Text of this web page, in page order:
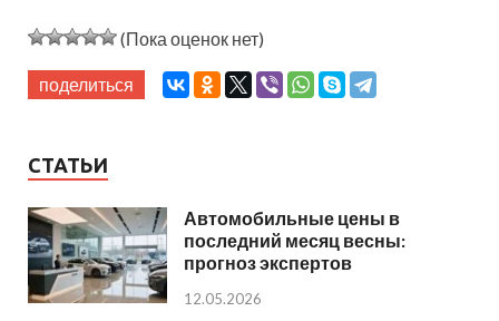
(Пока оценок нет)
поделиться
СТАТЬИ
Автомобильные цены в
последний месяц весны:
прогноз экспертов
12.05.2026